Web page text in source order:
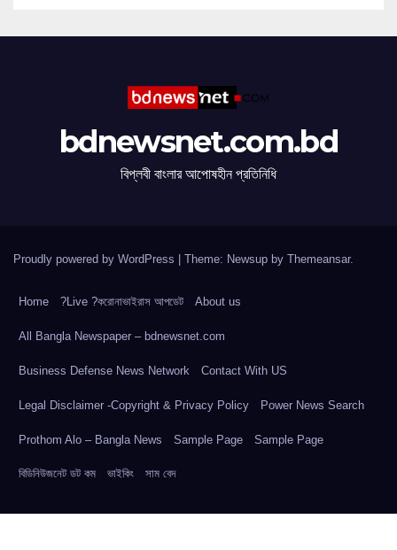
bdnewsnet.com.bd
বিপ্লবী বাংলার আপোষহীন প্রতিনিধি
Proudly powered by WordPress Theme: Newsup by Themeansar.
Home ?Live ?করোনাভাইরাস আপডেট About us
All Bangla Newspaper – bdnewsnet.com
Business Defense News Network Contact With US
Legal Disclaimer -Copyright & Privacy Policy Power News Search
Prothom Alo – Bangla News Sample Page Sample Page
বিডিনিউজনেট ডট কম ভাইকিং সাম বেদ